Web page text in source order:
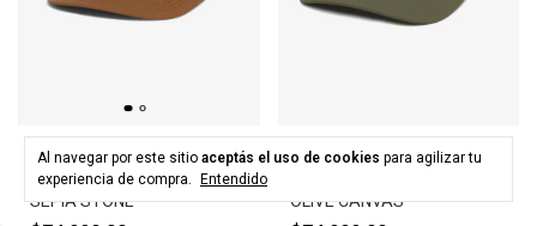
Al navegar por este sitio aceptás el uso de cookies para agilizar tu
experiencia de compra.
Entendido
HURLEY
Gorra HURLEY LEVELS HAT -
SEPIA STONE
HURLEY
OLIVE CANVAS